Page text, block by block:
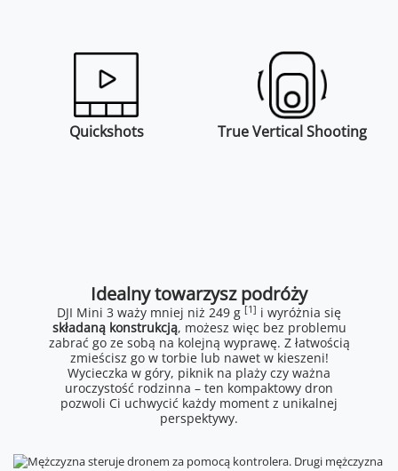
Quickshots True Vertical Shooting
Idealny towarzysz podróży
DJI Mini 3 waży mniej niż 249 g [1] i wyróżnia się
składaną konstrukcją, możesz więc bez problemu
zabrać go ze sobą na kolejną wyprawę. Z łatwością
zmieścisz go w torbie lub nawet w kieszeni!
Wycieczka w góry, piknik na plaży czy ważna
uroczystość rodzinna – ten kompaktowy dron
pozwoli Ci uchwycić każdy moment z unikalnej
perspektywy.